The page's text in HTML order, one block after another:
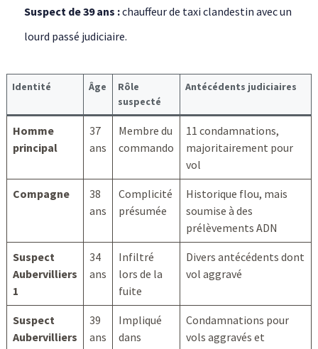
Suspect de 39 ans :chauffeur de taxi clandestin avec un
lourd passé judiciaire.
Identité Âge
Rôle
suspecté
Antécédents judiciaires
Homme
principal
37
ans
Membre du
commando
11 condamnations,
majoritairement pour
vol
Compagne
38
ans
Complicité
présumée
Historique flou, mais
soumise à des
prélèvements ADN
Suspect
Aubervilliers
1
34
ans
Infiltré
lors de la
fuite
Divers antécédents dont
vol aggravé
Suspect
Aubervilliers
39
ans
Impliqué
dans
Condamnations pour
vols aggravés et